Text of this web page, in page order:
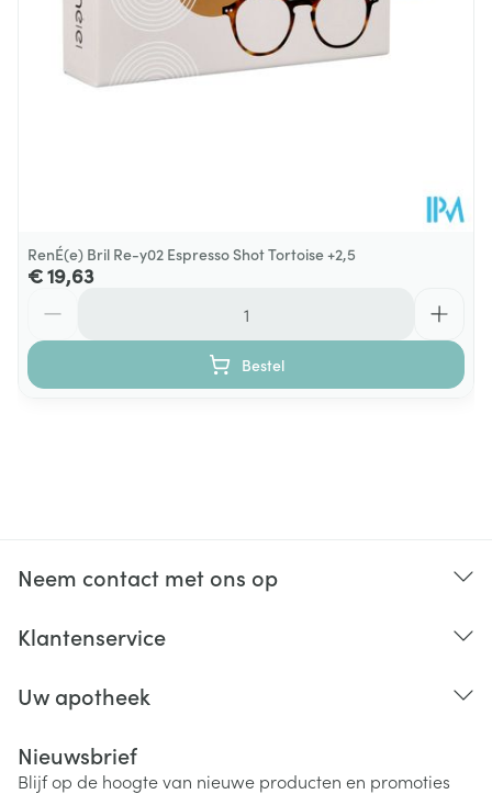
RenÉ(e) Bril Re-y02 Espresso Shot Tortoise +2,5
€ 19,63
Bestel
Neem contact met ons op
Klantenservice
Uw apotheek
Nieuwsbrief
Blijf op de hoogte van nieuwe producten en promoties